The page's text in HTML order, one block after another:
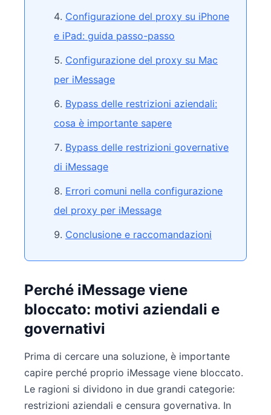
Configurazione del proxy su iPhone
e iPad: guida passo-passo
Configurazione del proxy su Mac
per iMessage
Bypass delle restrizioni aziendali:
cosa è importante sapere
Bypass delle restrizioni governative
di iMessage
Errori comuni nella configurazione
del proxy per iMessage
Conclusione e raccomandazioni
Perché iMessage viene
bloccato: motivi aziendali e
governativi
Prima di cercare una soluzione, è importante
capire perché proprio iMessage viene bloccato.
Le ragioni si dividono in due grandi categorie:
restrizioni aziendali e censura governativa. In